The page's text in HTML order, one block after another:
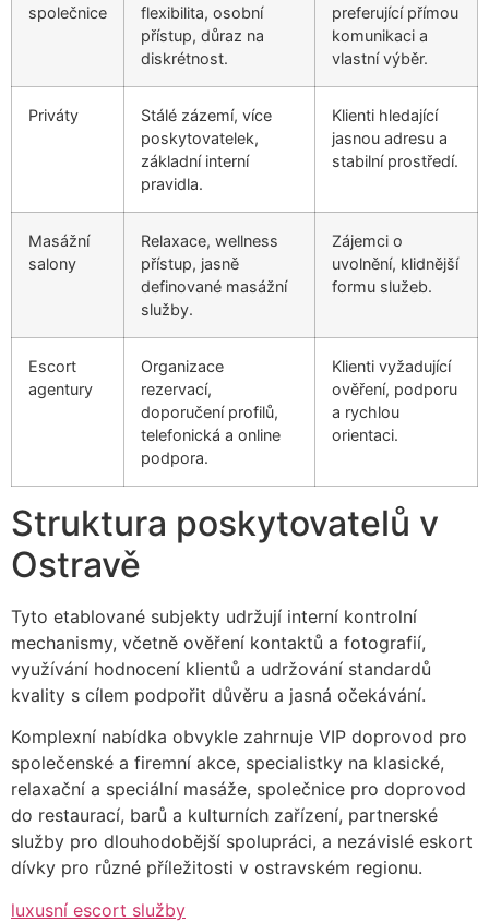
společnice
flexibilita, osobní
přístup, důraz na
diskrétnost.
preferující přímou
komunikaci a
vlastní výběr.
Priváty
Stálé zázemí, více
poskytovatelek,
základní interní
pravidla.
Klienti hledající
jasnou adresu a
stabilní prostředí.
Masážní
salony
Relaxace, wellness
přístup, jasně
definované masážní
služby.
Zájemci o
uvolnění, klidnější
formu služeb.
Escort
agentury
Organizace
rezervací,
doporučení profilů,
telefonická a online
podpora.
Klienti vyžadující
ověření, podporu
a rychlou
orientaci.
Struktura poskytovatelů v
Ostravě
Tyto etablované subjekty udržují interní kontrolní
mechanismy, včetně ověření kontaktů a fotografií,
využívání hodnocení klientů a udržování standardů
kvality s cílem podpořit důvěru a jasná očekávání.
Komplexní nabídka obvykle zahrnuje VIP doprovod pro
společenské a firemní akce, specialistky na klasické,
relaxační a speciální masáže, společnice pro doprovod
do restaurací, barů a kulturních zařízení, partnerské
služby pro dlouhodobější spolupráci, a nezávislé eskort
dívky pro různé příležitosti v ostravském regionu.
luxusní escort služby